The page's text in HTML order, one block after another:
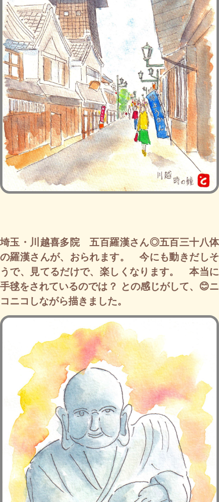
埼玉・川越喜多院 五百羅漢さん◎五百三十八体
の羅漢さんが、おられます。 今にも動きだしそ
うで、見てるだけで、楽しくなります。 本当に
手毬をされているのでは？ との感じがして、😊ニ
コニコしながら描きました。